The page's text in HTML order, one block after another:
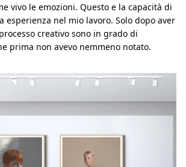
vivo le emozioni. Questo e la capacità di
esperienza nel mio lavoro. Solo dopo aver
creativo sono in grado di
prima non avevo nemmeno notato.